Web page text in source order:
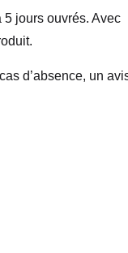
jours ouvrés. Avec
d’absence, un